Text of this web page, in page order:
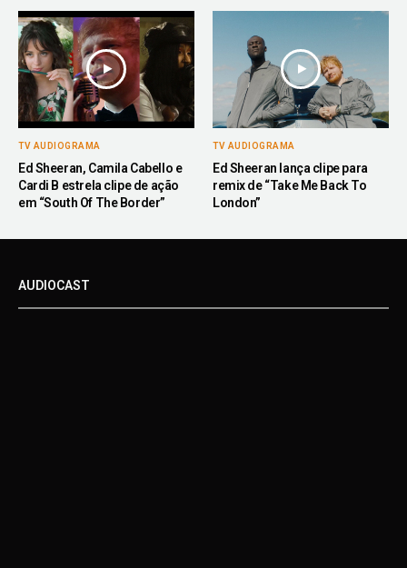
TV AUDIOGRAMA
Ed Sheeran, Camila Cabello e
Cardi B estrela clipe de ação
em “South Of The Border”
TV AUDIOGRAMA
Ed Sheeran lança clipe para
remix de “Take Me Back To
London”
AUDIOCAST